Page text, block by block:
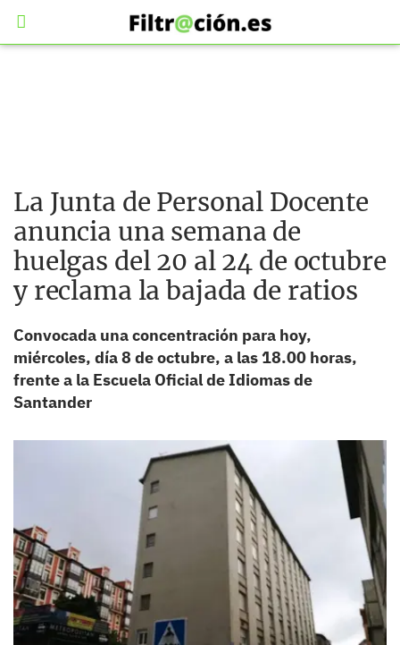
La Junta de Personal Docente
anuncia una semana de
huelgas del 20 al 24 de octubre
y reclama la bajada de ratios
Convocada una concentración para hoy,
miércoles, día 8 de octubre, a las 18.00 horas,
frente a la Escuela Oficial de Idiomas de
Santander